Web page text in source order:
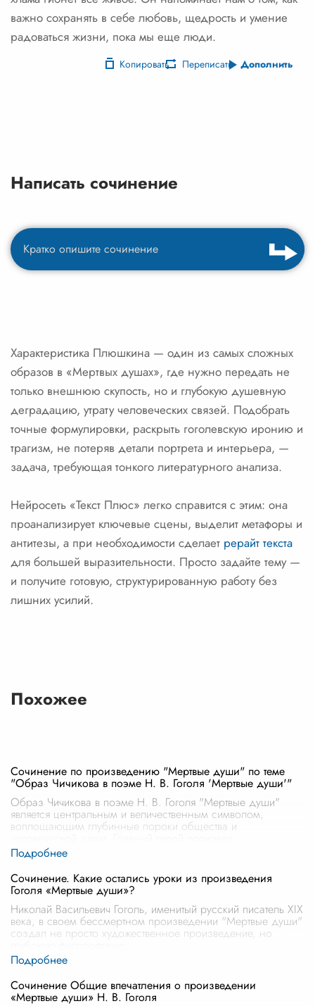
важно сохранять в себе любовь, щедрость и умение
радоваться жизни, пока мы еще люди.
Копировать Переписать Дополнить
Написать сочинение
Характеристика Плюшкина — один из самых сложных
образов в «Мертвых душах», где нужно передать не
только внешнюю скупость, но и глубокую душевную
деградацию, утрату человеческих связей. Подобрать
точные формулировки, раскрыть гоголевскую иронию и
трагизм, не потеряв детали портрета и интерьера, —
задача, требующая тонкого литературного анализа.
Нейросеть «Текст Плюс» легко справится с этим: она
проанализирует ключевые сцены, выделит метафоры и
антитезы, а при необходимости сделает рерайт текста
для большей выразительности. Просто задайте тему —
и получите готовую, структурированную работу без
лишних усилий.
Похожее
Сочинение по произведению "Мертвые души" по теме
"Образ Чичикова в поэме Н. В. Гоголя 'Мертвые души'"
Образ Чичикова в поэме Н. В. Гоголя "Мертвые души"
является центральным и величественным символом,
воплощающим глубинные пороки общества и
Сочинение. Какие остались уроки из произведения
Гоголя «Мертвые души»?
Николай Васильевич Гоголь, именитый русский писатель XIX
века, в своем бессмертном произведении "Мертвые души"
создал не просто художественное произведение, но
Сочинение Общие впечатления о произведении
«Мертвые души» Н. В. Гоголя